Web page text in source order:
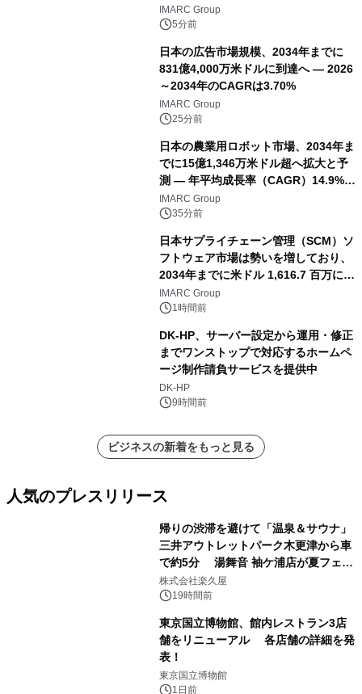
測
IMARC Group
5分前
日本の広告市場規模、2034年までに
831億4,000万米ドルに到達へ ― 2026
～2034年のCAGRは3.70%
IMARC Group
25分前
日本の農業用ロボット市場、2034年ま
でに15億1,346万米ドル超へ拡大と予
測 ― 年平均成長率（CAGR）14.9%を
記録
IMARC Group
35分前
日本サプライチェーン管理（SCM）ソ
フトウェア市場は勢いを増しており、
2034年までに米ドル 1,616.7 百万に達
し、CAGR 3.42%で成長すると予測
IMARC Group
1時間前
DK-HP、サーバー設定から運用・修正
までワンストップで対応するホームペ
ージ制作請負サービスを提供中
DK-HP
9時間前
ビジネスの新着をもっと見る
人気のプレスリリース
帰りの渋滞を避けて「温泉＆サウナ」
三井アウトレットパーク木更津から車
で約5分 湯舞音 袖ケ浦店が夏フェア
メニューを提供
株式会社楽久屋
19時間前
東京国立博物館、館内レストラン3店
舗をリニューアル 各店舗の詳細を発
表！
東京国立博物館
1日前